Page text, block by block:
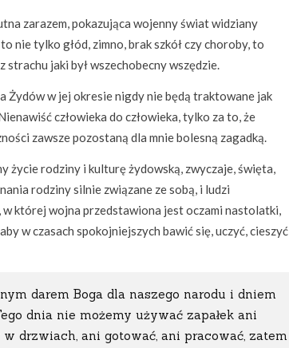
zarazem, pokazująca wojenny świat widziany
nie tylko głód, zimno, brak szkół czy choroby, to
strachu jaki był wszechobecny wszędzie.
Żydów w jej okresie nigdy nie będą traktowane jak
człowieka do człowieka, tylko za to, że
zawsze pozostaną dla mnie bolesną zagadką.
życie rodziny i kulturę żydowską, zwyczaje, święta,
rodziny silnie związane ze sobą, i ludzi
w której wojna przedstawiona jest oczami nastolatki,
w czasach spokojniejszych bawić się, uczyć, cieszyć
darem Boga dla naszego narodu i dniem
dnia nie możemy używać zapałek ani
drzwiach, ani gotować, ani pracować, zatem